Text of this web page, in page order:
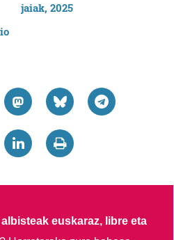
albisteak euskaraz, libre eta